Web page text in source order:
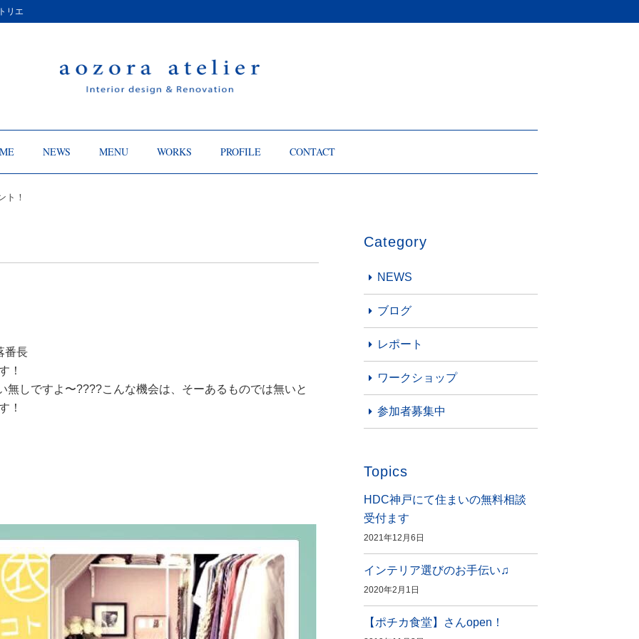
リエ
NEWS MENU WORKS PROFILE CONTACT
ト！
番長
！
無しですよ〜????こんな機会は、そーあるものでは無いと
！
Category
NEWS
ブログ
レポート
ワークショップ
参加者募集中
Topics
HDC神戸にて住まいの無料相談
受付ます
2021年12月6日
インテリア選びのお手伝い♫
2020年2月1日
【ポチカ食堂】さんopen！